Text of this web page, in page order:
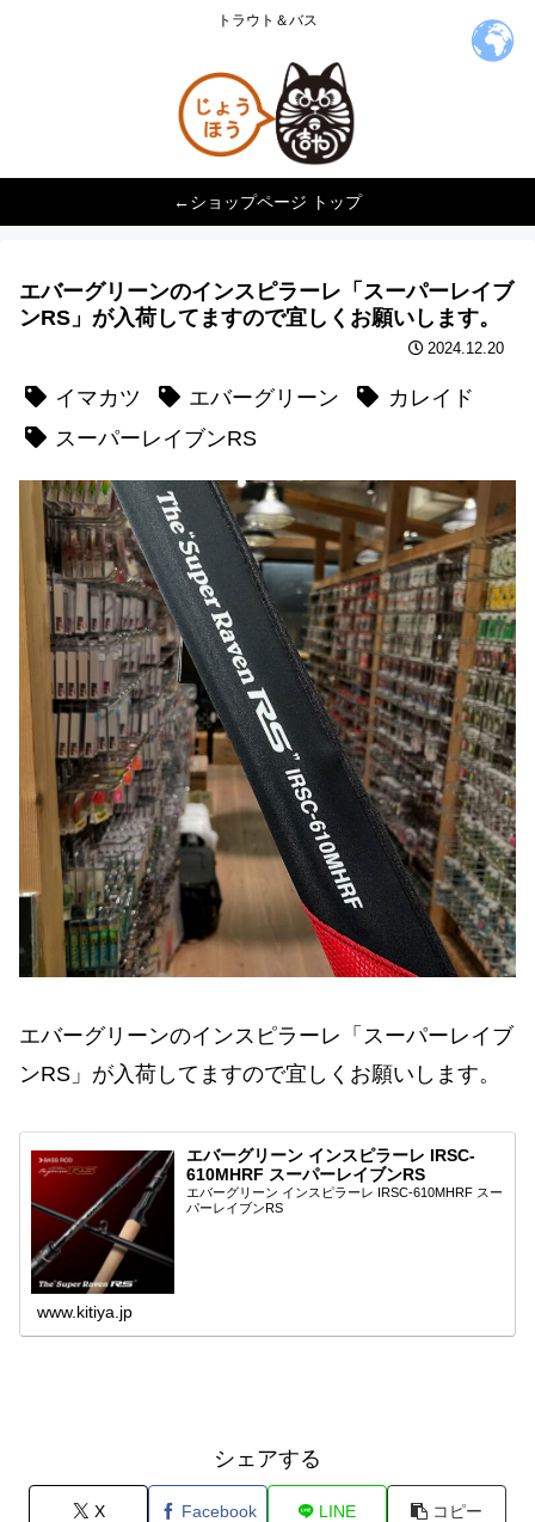
トラウト＆バス
←ショップページ トップ
エバーグリーンのインスピラーレ「スーパーレイブ
ンRS」が入荷してますので宜しくお願いします。
2024.12.20
イマカツ エバーグリーン
カレイド
スーパーレイブンRS
エバーグリーンのインスピラーレ「スーパーレイブ
ンRS」が入荷してますので宜しくお願いします。
エバーグリーン インスピラーレ IRSC-
610MHRF スーパーレイブンRS
エバーグリーン インスピラーレ IRSC-610MHRF スー
パーレイブンRS
www.kitiya.jp
シェアする
X Facebook LINE コピー